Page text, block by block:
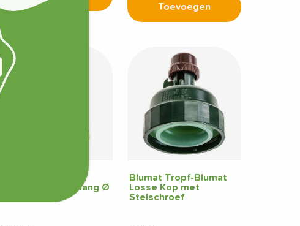
Toevoegen
Tropf-Blumat Vlak
Zonder Druppelslang Ø
Blumat Tropf-Blumat
Losse Kop met
Stelschroef